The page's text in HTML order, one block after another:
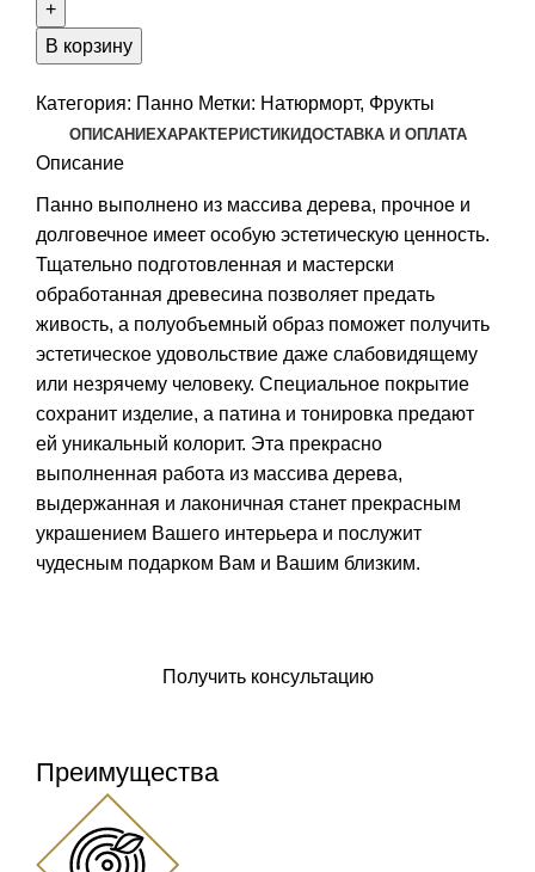
резное
НАТЮРМОРТ
ВИНОГРАДОМ
белой
раме
В корзину
Категория: Панно Метки: Натюрморт, Фрукты
ОПИСАНИЕХАРАКТЕРИСТИКИДОСТАВКА И ОПЛАТА
Описание
Панно выполнено из массива дерева, прочное и
долговечное имеет особую эстетическую ценность.
Тщательно подготовленная и мастерски
обработанная древесина позволяет предать
живость, а полуобъемный образ поможет получить
эстетическое удовольствие даже слабовидящему
или незрячему человеку. Специальное покрытие
сохранит изделие, а патина и тонировка предают
ей уникальный колорит. Эта прекрасно
выполненная работа из массива дерева,
выдержанная и лаконичная станет прекрасным
украшением Вашего интерьера и послужит
чудесным подарком Вам и Вашим близким.
Получить консультацию
Преимущества